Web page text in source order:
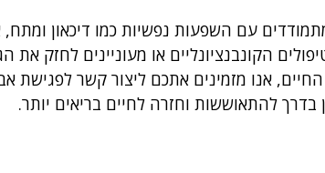
עם השפעות נפשיות כמו דיכאון ומתח,
הקונבנציונליים או מעוניינים לחזק את
אנו מזמינים אתכם ליצור קשר לפגישת
להתאוששות וחזרה לחיים בריאים יותר.